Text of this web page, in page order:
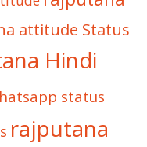
attitude Status
Hindi
status
rajputana